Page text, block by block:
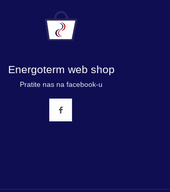
Energoterm web shop
Pratite nas na facebook-u